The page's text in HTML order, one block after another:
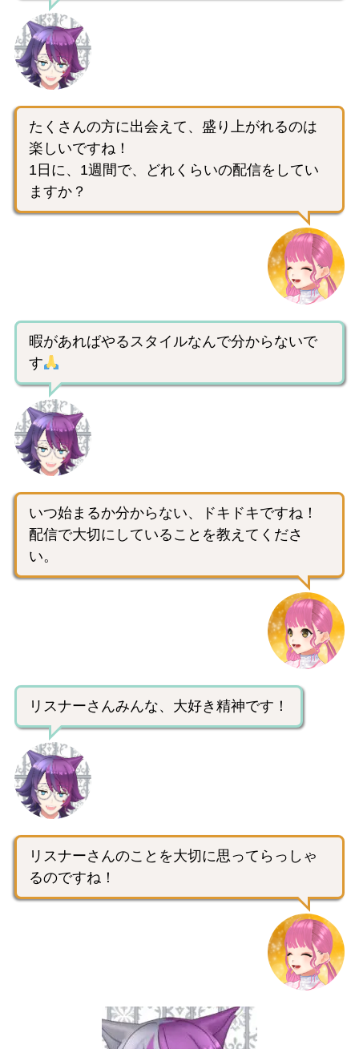
たくさんの方に出会えて、盛り上がれるのは
楽しいですね！
1日に、1週間で、どれくらいの配信をしてい
ますか？
暇があればやるスタイルなんで分からないで
す
いつ始まるか分からない、ドキドキですね！
配信で大切にしていることを教えてくださ
い。
リスナーさんみんな、大好き精神です！
リスナーさんのことを大切に思ってらっしゃ
るのですね！